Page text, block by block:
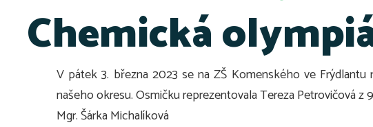
Chemická
V pátek 3. března 2023 se na ZŠ Komenského ve
našeho okresu. Osmičku reprezentovala Tereza Petrovičová z
Mgr. Šárka Michalíková